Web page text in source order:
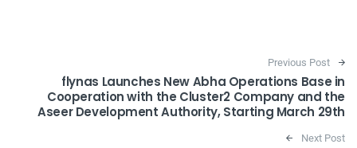
Post navigation
Previous Post
flynas Launches New Abha Operations Base in
Cooperation with the Cluster2 Company and the
Aseer Development Authority, Starting March 29th
Next Post